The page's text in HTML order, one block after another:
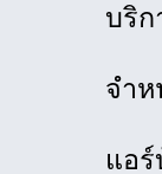
บริก
จำ
แอ